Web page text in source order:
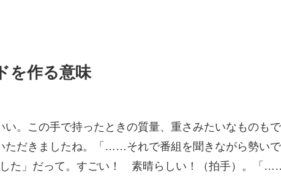
を作る意味
い。この手で持ったときの質量、重さみたいなものもで
ただきましたね。「……それで番組を聞きながら勢いで
した」だって。すごい！ 素晴らしい！（拍手）。「